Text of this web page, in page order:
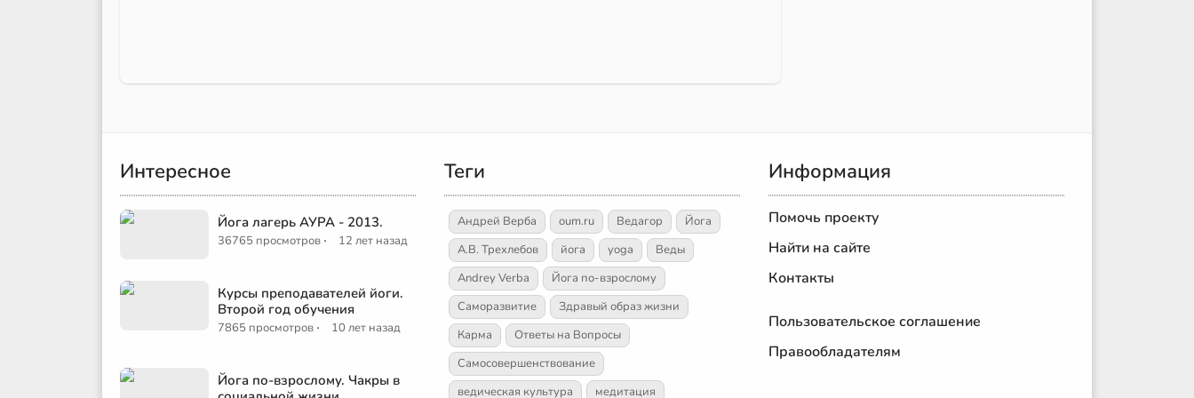
Интересное
Йога лагерь АУРА - 2013.
36765 просмотров · 12 лет назад
Курсы преподавателей йоги.
Второй год обучения
7865 просмотров · 10 лет назад
Йога по-взрослому. Чакры в
Теги
Андрей Верба oum.ru Ведагор
Йога
А.В. Трехлебов
йога yoga
Веды
Andrey Verba
Йога по-взрослому
Саморазвитие
Здравый образ жизни
Карма
Ответы на Вопросы
Самосовершенствование
ведическая культура
медитация
Информация
Помочь проекту
Найти на сайте
Контакты
Пользовательское соглашение
Правообладателям